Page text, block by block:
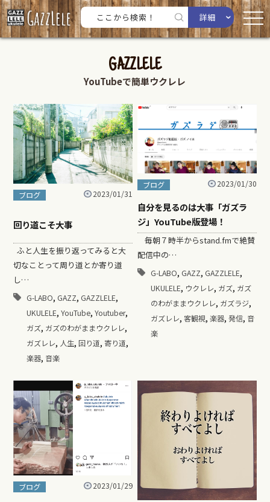
詳細
GAZZLELE
YouTubeで簡単ウクレレ
ブログ 2023/01/31
回り道こそ大事
ふと人生を振り返ってみると大
切なことって周り道とか寄り道
し…
G-LABO, GAZZ, GAZZLELE,
UKULELE, YouTube, Youtuber,
ガズ, ガズのわがままウクレレ,
ガズレレ, 人生, 回り道, 寄り道,
楽器, 音楽
ブログ 2023/01/30
自分を見るのは大事「ガズラ
ジ」YouTube版登場！
毎朝７時半からstand.fmで絶賛
配信中の…
G-LABO, GAZZ, GAZZLELE,
UKULELE, ウクレレ, ガズ, ガズ
のわがままウクレレ, ガズラジ,
ガズレレ, 客観視, 楽器, 発信, 音
楽
ブログ 2023/01/29